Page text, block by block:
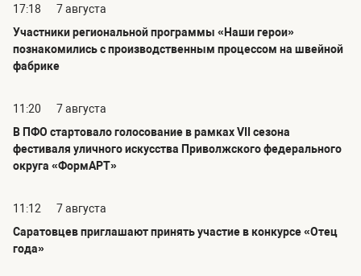
17:18
7 августа
Участники региональной программы «Наши герои»
познакомились с производственным процессом на швейной
фабрике
11:20
7 августа
В ПФО стартовало голосование в рамках VII сезона
фестиваля уличного искусства Приволжского федерального
округа «ФормАРТ»
11:12
7 августа
Саратовцев приглашают принять участие в конкурсе «Отец
года»